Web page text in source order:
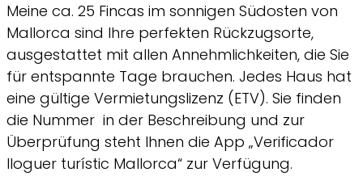
Meine ca. 25 Fincas im sonnigen Südosten von
Mallorca sind Ihre perfekten Rückzugsorte,
ausgestattet mit allen Annehmlichkeiten, die Sie
für entspannte Tage brauchen. Jedes Haus hat
eine gültige Vermietungslizenz (ETV). Sie finden
die Nummer in der Beschreibung und zur
Überprüfung steht Ihnen die App „Verificador
lloguer turístic Mallorca“ zur Verfügung.